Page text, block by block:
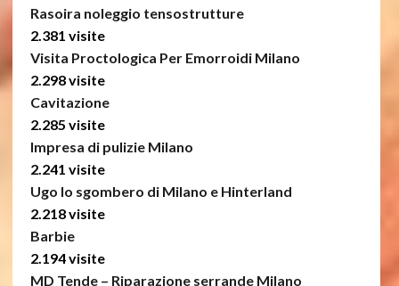
Rasoira noleggio tensostrutture
2.381 visite
Visita Proctologica Per Emorroidi Milano
2.298 visite
Cavitazione
2.285 visite
Impresa di pulizie Milano
2.241 visite
Ugo lo sgombero di Milano e Hinterland
2.218 visite
Barbie
2.194 visite
MD Tende – Riparazione serrande Milano